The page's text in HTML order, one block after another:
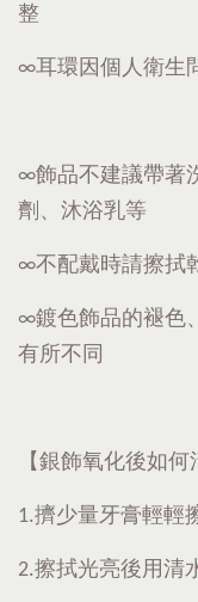
整
∞耳環因個人衛生
∞飾品不建議帶著
劑、沐浴乳等
∞不配戴時請擦拭
∞鍍色飾品的褪色
有所不同
【銀飾氧化後如何
1.擠少量牙膏輕輕
2.擦拭光亮後用清